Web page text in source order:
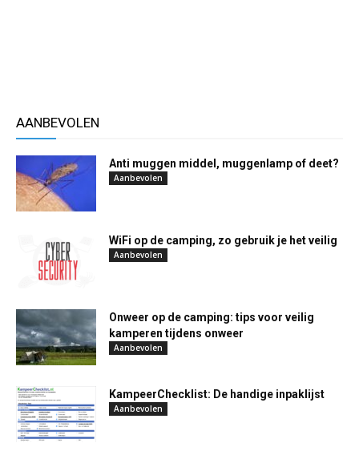
AANBEVOLEN
Anti muggen middel, muggenlamp of deet?
Aanbevolen
WiFi op de camping, zo gebruik je het veilig
Aanbevolen
Onweer op de camping: tips voor veilig
kamperen tijdens onweer
Aanbevolen
KampeerChecklist: De handige inpaklijst
Aanbevolen